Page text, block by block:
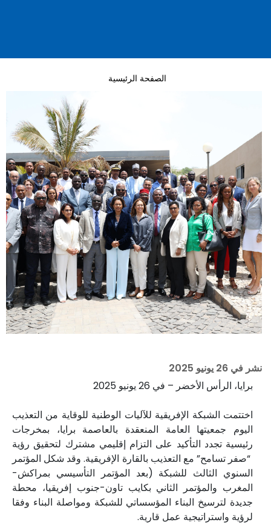
الصفحة الرئيسية
نشر في 26 يونيو 2025
برايا، الرأس الأخضر – في 26 يونيو 2025
اختتمت الشبكة الإفريقية للآليات الوطنية للوقاية من التعذيب
اليوم جمعيتها العامة المنعقدة بالعاصمة برايا، بمخرجات
رئيسية تجدد التأكيد على التزام إقليمي مشترك لتحقيق رؤية
“صفر تسامح” مع التعذيب بالقارة الإفريقية. وقد شكل المؤتمر
السنوي الثالث للشبكة (بعد المؤتمر التأسيسي بمراكش-
المغرب والمؤتمر الثاني بكايب تاون-جنوب إفريقيا، محطة
جديدة لترسيخ البناء المؤسساتي للشبكة ومواصلة البناء وفقا
لرؤية واستراتيجية عمل قارية.